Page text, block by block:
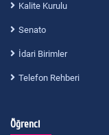
Kalite Kurulu
Senato
İdari Birimler
Telefon Rehberi
Öğrenci